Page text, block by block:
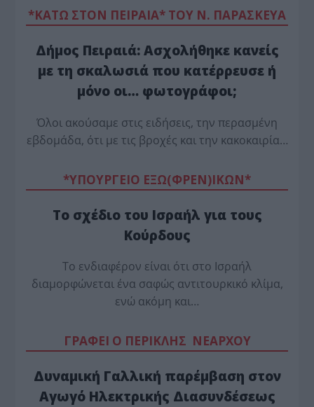
*ΚΑΤΩ ΣΤΟΝ ΠΕΙΡΑΙΑ* ΤΟΥ Ν. ΠΑΡΑΣΚΕΥΑ
Δήμος Πειραιά: Ασχολήθηκε κανείς
με τη σκαλωσιά που κατέρρευσε ή
μόνο οι… φωτογράφοι;
Όλοι ακούσαμε στις ειδήσεις, την περασμένη
εβδομάδα, ότι με τις βροχές και την κακοκαιρία…
*ΥΠΟΥΡΓΕΙΟ ΕΞΩ(ΦΡΕΝ)ΙΚΩΝ*
Το σχέδιο του Ισραήλ για τους
Κούρδους
Το ενδιαφέρον είναι ότι στο Ισραήλ
διαμορφώνεται ένα σαφώς αντιτουρκικό κλίμα,
ενώ ακόμη και…
ΓΡΑΦΕΙ Ο ΠΕΡΙΚΛΗΣ ΝΕΑΡΧΟΥ
Δυναμική Γαλλική παρέμβαση στον
Αγωγό Ηλεκτρικής Διασυνδέσεως